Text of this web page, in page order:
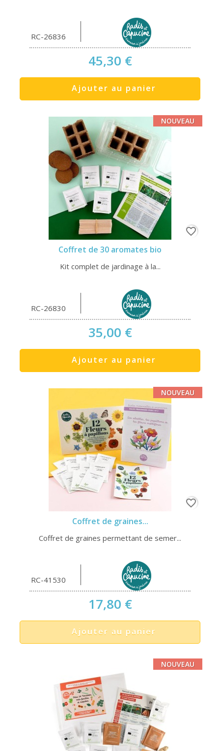
RC-26836
45,30 €
Ajouter au panier
Coffret de 30 aromates bio
Kit complet de jardinage à la...
RC-26830
35,00 €
Ajouter au panier
NOUVEAU
favorite_border
Coffret de graines...
Coffret de graines permettant de semer...
RC-41530
17,80 €
Ajouter au panier
NOUVEAU
favorite_border
NOUVEAU